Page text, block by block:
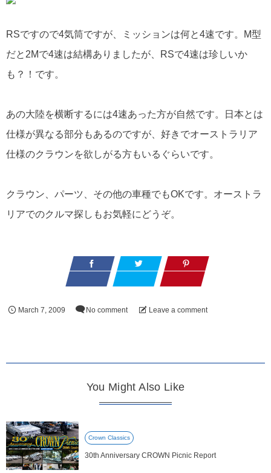
RSですので4気筒ですが、ミッションは何と4速です。M型
だと2Mで4速は結構ありましたが、RSで4速は珍しいか
も？！です。
あの大陸を横断するには4速あった方が自然です。日本とは
仕様が異なる部分もあるのですが、好きでオーストラリア
仕様のクラウンを欲しがる方もいるぐらいです。
クラウン、パーツ、その他の車種でもOKです。オーストラ
リアでのクルマ探しもお気軽にどうぞ。
March 7, 2009 No comment Leave a comment
You Might Also Like
Crown Classics
30th Anniversary CROWN Picnic Report